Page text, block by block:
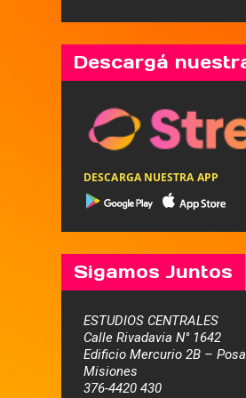
Descargá
DESCARGA NUESTRA APP
Sigamos Juntos
ESTUDIOS CENTRALES
Calle Rivadavia N° 1642
Edificio Mercurio 2B –
Misiones
376-4420 430